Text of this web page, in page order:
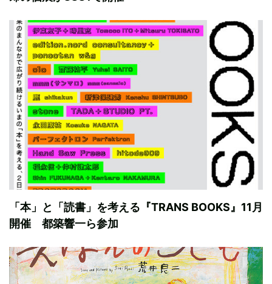
「本」と「読書」を考える『TRANS BOOKS』11月
開催 都築響一ら参加